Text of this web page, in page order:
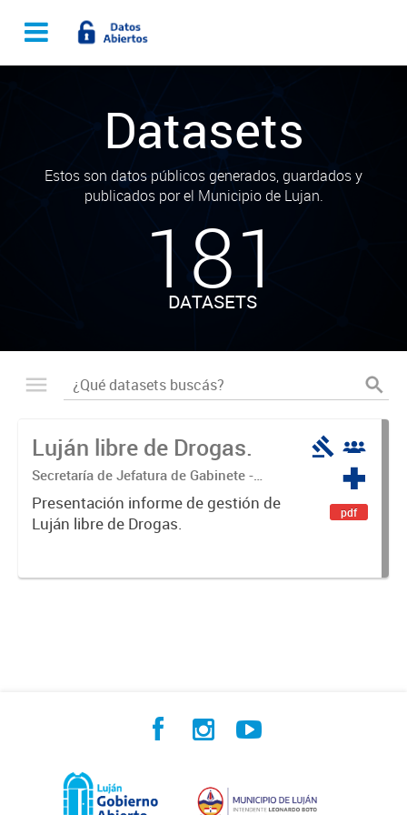
Datasets
Estos son datos públicos generados, guardados y
publicados por el Municipio de Lujan.
181
DATASETS
Luján libre de Drogas.
Secretaría de Jefatura de Gabinete -
Coordinación Luján Libre de Drogas
Presentación informe de gestión de
Luján libre de Drogas.
pdf